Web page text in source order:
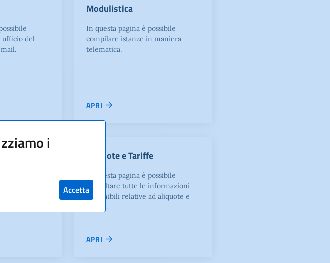
ufficio del
Modulistica
In questa pagina è possibile
compilare istanze in maniera
telematica.
APRI
Aliquote e Tariffe
In questa pagina è possibile
consultare tutte le informazioni
disponibili relative ad aliquote e
tariffe.
APRI
i
Accetta